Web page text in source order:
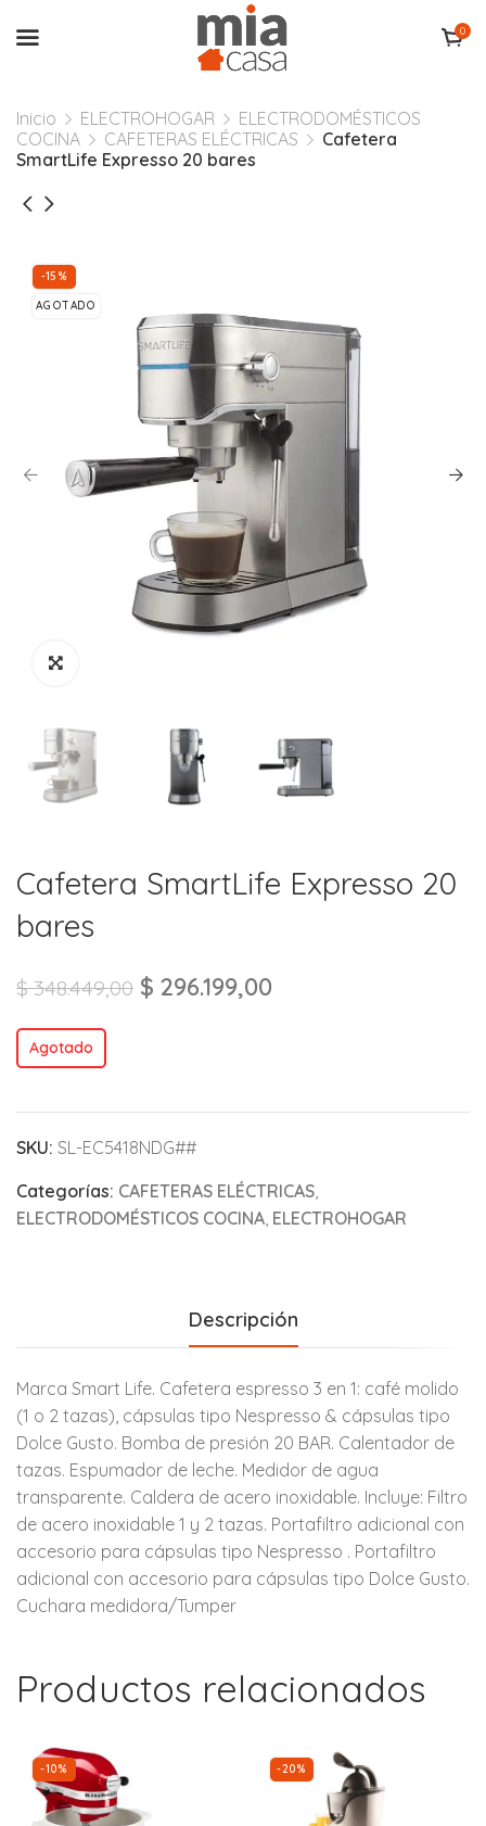
0
Inicio ELECTROHOGAR
ELECTRODOMÉSTICOS
COCINA
CAFETERAS ELÉCTRICAS
Cafetera
SmartLife Expresso 20 bares
-15%
AGOTADO
Cafetera SmartLife Expresso 20
bares
$348.449,00 $ 296.199,00
Agotado
SKU: SL-EC5418NDG##
Categorías: CAFETERAS ELÉCTRICAS
ELECTRODOMÉSTICOS COCINA ELECTROHOGAR
Descripción
Marca Smart Life. Cafetera espresso 3 en 1: café molido
(1 o 2 tazas), cápsulas tipo Nespresso & cápsulas tipo
Dolce Gusto. Bomba de presión 20 BAR. Calentador de
tazas. Espumador de leche. Medidor de agua
transparente. Caldera de acero inoxidable. Incluye: Filtro
de acero inoxidable 1 y 2 tazas. Portafiltro adicional con
accesorio para cápsulas tipo Nespresso . Portafiltro
adicional con accesorio para cápsulas tipo Dolce Gusto.
Cuchara medidora/Tumper
Productos relacionados
-10% -20%